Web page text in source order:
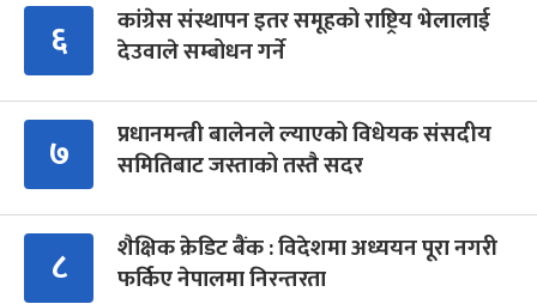
६
कांग्रेस संस्थापन इतर समूहको राष्ट्रिय भेलालाई
देउवाले सम्बोधन गर्ने
७
प्रधानमन्त्री बालेनले ल्याएको विधेयक संसदीय
समितिबाट जस्ताको तस्तै सदर
८
शैक्षिक क्रेडिट बैंक : विदेशमा अध्ययन पूरा नगरी
फर्किए नेपालमा निरन्तरता